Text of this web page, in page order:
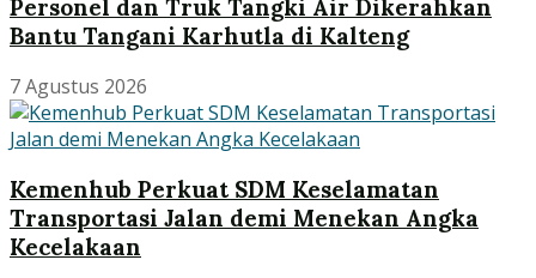
Personel dan Truk Tangki Air Dikerahkan
Bantu Tangani Karhutla di Kalteng
7 Agustus 2026
Kemenhub Perkuat SDM Keselamatan
Transportasi Jalan demi Menekan Angka
Kecelakaan